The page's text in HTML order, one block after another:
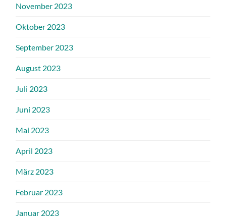
November 2023
Oktober 2023
September 2023
August 2023
Juli 2023
Juni 2023
Mai 2023
April 2023
März 2023
Februar 2023
Januar 2023